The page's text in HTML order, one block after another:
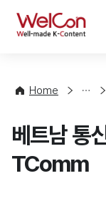
WelCon
Home
사
청
베트남 통
TComm